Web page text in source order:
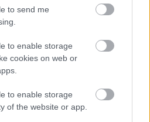
to send me
to enable storage
cookies on web or
to enable storage
of the website or app.
MILLIÁRD FORINTOS
ERŐSÍTIK
MIKÖZBEN
NAPOK ELÉ NÉZ AZ ORSZÁG
programot fogadott el a